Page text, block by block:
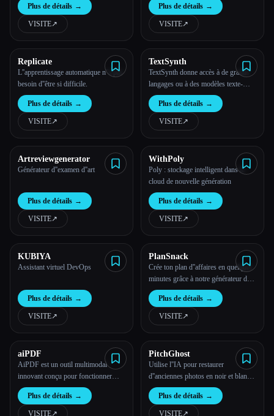
Plus de détails →
VISITE↗︎
Plus de détails →
VISITE↗︎
Replicate
L''apprentissage automatique n''a pas
besoin d''être si difficile.
Plus de détails →
VISITE↗︎
TextSynth
TextSynth donne accès à de grands
langages ou à des modèles texte-
image tels que Llama2, Falçon, GPT-
J, GPT-Neox, Flan-T5, M2M100,
CodeGen, Stable Diffusion via une
API REST et un terrain de jeu.
Plus de détails →
VISITE↗︎
Artreviewgenerator
Générateur d''examen d''art
Plus de détails →
VISITE↗︎
WithPoly
Poly : stockage intelligent dans le
cloud de nouvelle génération
Plus de détails →
VISITE↗︎
KUBIYA
Assistant virtuel DevOps
Plus de détails →
VISITE↗︎
PlanSnack
Crée ton plan d''affaires en quelques
minutes grâce à notre générateur de
plans d''affaires guidés.
Plus de détails →
VISITE↗︎
aiPDF
AiPDF est un outil multimodal
innovant conçu pour fonctionner
avec un large éventail d''entrées,
notamment des livres électroniques,
des articles Web, des vidéos
Plus de détails →
VISITE↗︎
PitchGhost
Utilise l''IA pour restaurer
d''anciennes photos en noir et blanc
et des photos de visage floues.
Plus de détails →
VISITE↗︎